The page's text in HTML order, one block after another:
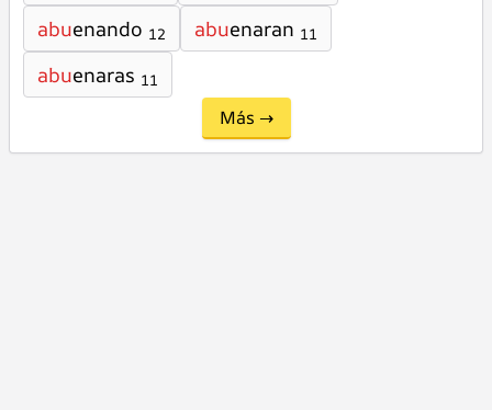
abuenando 12 abuenaran 11
abuenaras 11
Más →